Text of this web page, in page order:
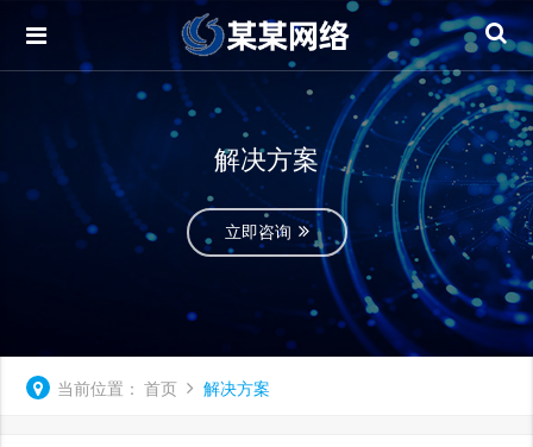
解决方案
立即咨询
当前位置： 首页 解决方案